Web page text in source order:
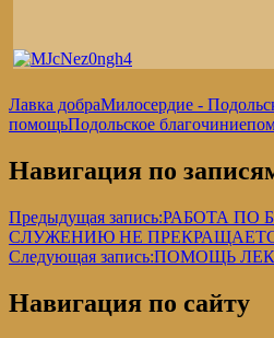
Лавка добраМилосердие -
помощьПодольское благочиние
Навигация по
Предыдущая запись:РАБОТА ПО
СЛУЖЕНИЮ НЕ
Следующая запись:ПОМОЩЬ
Навигация по сайту